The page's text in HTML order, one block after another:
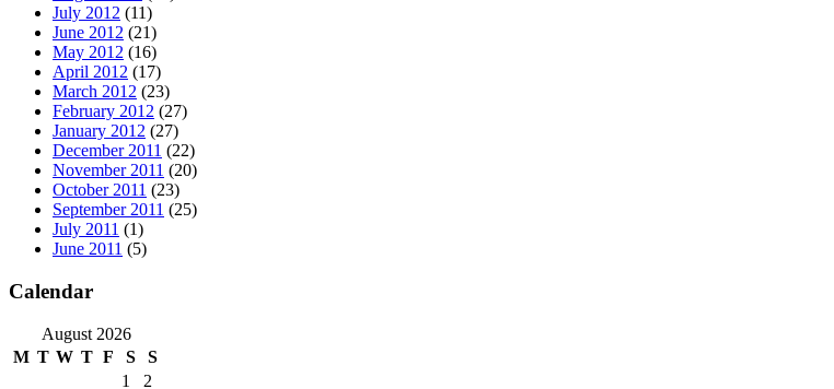
July 2012 (11)
June 2012 (21)
May 2012 (16)
April 2012 (17)
March 2012 (23)
February 2012 (27)
January 2012 (27)
December 2011 (22)
November 2011 (20)
October 2011 (23)
September 2011 (25)
July 2011 (1)
June 2011 (5)
Calendar
August 2026
M T W T F S
S
1
2